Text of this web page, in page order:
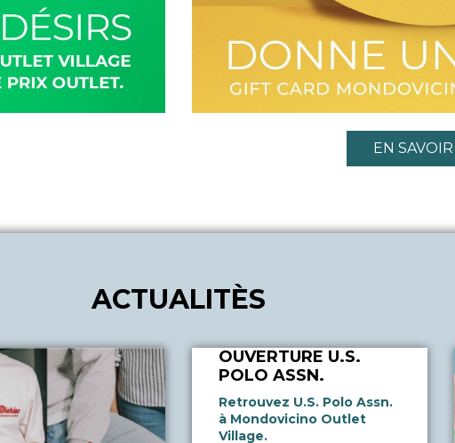
EN
ACTUALITÈS
OUVERTURE U.S.
POLO ASSN.
Retrouvez U.S. Polo Assn.
à Mondovicino Outlet
Village.